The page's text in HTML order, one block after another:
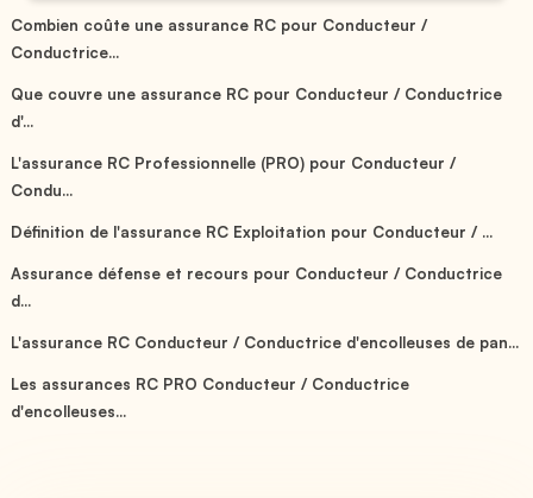
Combien coûte une assurance RC pour Conducteur /
Conductrice...
Que couvre une assurance RC pour Conducteur / Conductrice
d'...
L'assurance RC Professionnelle (PRO) pour Conducteur /
Condu...
Définition de l'assurance RC Exploitation pour Conducteur / ...
Assurance défense et recours pour Conducteur / Conductrice
d...
L'assurance RC Conducteur / Conductrice d'encolleuses de pan...
Les assurances RC PRO Conducteur / Conductrice
d'encolleuses...